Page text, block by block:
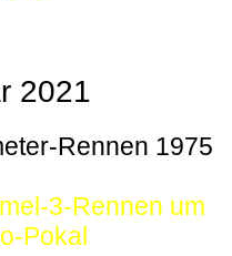
2021
Rennen 1975
3-Rennen um
Pokal